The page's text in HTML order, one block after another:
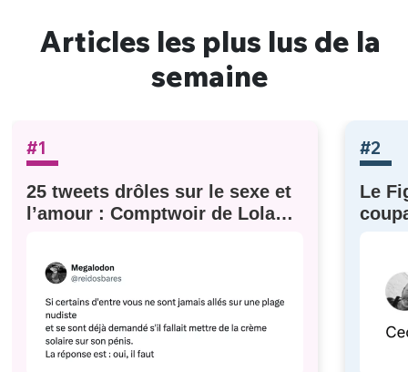
Articles les plus lus de la
semaine
#1
25 tweets drôles sur le sexe et
l’amour : Comptwoir de Lola
#2
Le